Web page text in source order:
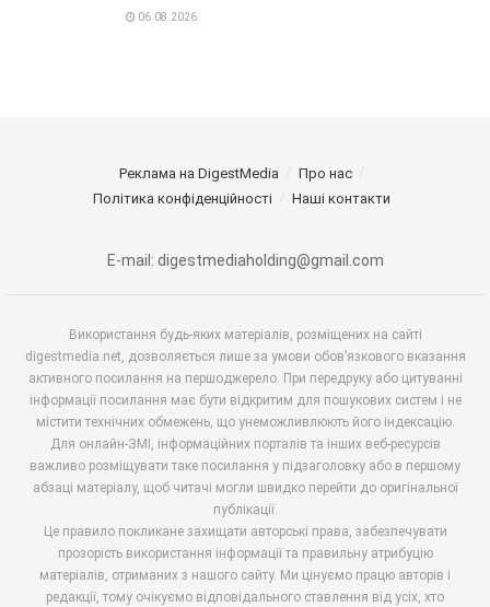
06.08.2026
Реклама на DigestMedia
Про нас
Політика конфіденційності
Наші контакти
E-mail: digestmediaholding@gmail.com
Використання будь-яких матеріалів, розміщених на сайті
digestmedia.net, дозволяється лише за умови обов’язкового вказання
активного посилання на першоджерело. При передруку або цитуванні
інформації посилання має бути відкритим для пошукових систем і не
містити технічних обмежень, що унеможливлюють його індексацію.
Для онлайн-ЗМІ, інформаційних порталів та інших веб-ресурсів
важливо розміщувати таке посилання у підзаголовку або в першому
абзаці матеріалу, щоб читачі могли швидко перейти до оригінальної
публікації.
Це правило покликане захищати авторські права, забезпечувати
прозорість використання інформації та правильну атрибуцію
матеріалів, отриманих з нашого сайту. Ми цінуємо працю авторів і
редакції, тому очікуємо відповідального ставлення від усіх, хто